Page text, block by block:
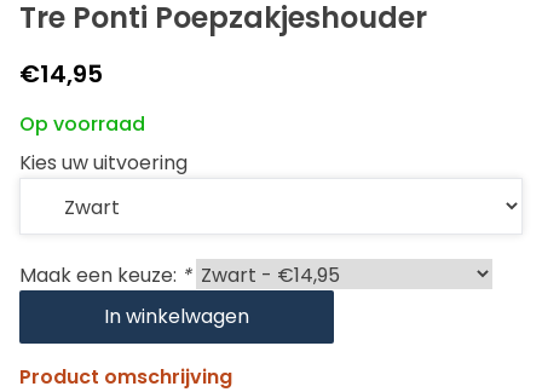
Tre Ponti Poepzakjeshouder
€14,95
Op voorraad
Kies uw uitvoering
Maak een keuze: *
In winkelwagen
Product omschrijving